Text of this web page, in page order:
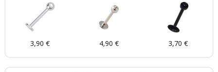
3,90 € 4,90 € 3,70 €